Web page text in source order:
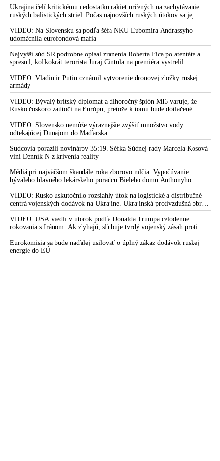
Ukrajina čelí kritickému nedostatku rakiet určených na zachytávanie
ruských balistických striel. Počas najnovších ruských útokov sa jej
nepodarilo zostreliť ani jednu. Volodymyr Zelenskyj sa v zúfalstve snaží
prostredníctvom NATO zabezpečiť ich dodávky
VIDEO: Na Slovensku sa podľa šéfa NKÚ Ľubomíra Andrassyho
udomácnila eurofondová mafia
Najvyšší súd SR podrobne opísal zranenia Roberta Fica po atentáte a
spresnil, koľkokrát terorista Juraj Cintula na premiéra vystrelil
VIDEO: Vladimir Putin oznámil vytvorenie dronovej zložky ruskej
armády
VIDEO: Bývalý britský diplomat a dlhoročný špión MI6 varuje, že
Rusko čoskoro zaútočí na Európu, pretože k tomu bude dotlačené
rovnako, ako bolo dotlačené k invázii na Ukrajinu v roku 2022.
Zelenskyj medzitým v Kyjeve naliehal na zhromaždených diplomatov,
aby vo svete zháňali energie pre Ukrajinu na zimu. Putin vraj bude
mobilizovať a vojna sa do zimy pravdepodobne neskončí
VIDEO: Slovensko nemôže výraznejšie zvýšiť množstvo vody
odtekajúcej Dunajom do Maďarska
Sudcovia porazili novinárov 35:19. Šéfka Súdnej rady Marcela Kosová
viní Denník N z krivenia reality
Médiá pri najväčšom škandále roka zborovo mlčia. Vypočúvanie
bývaleho hlavného lekárskeho poradcu Bieleho domu Anthonyho
Fauciho pred výborom amerického Senátu väčšina médií ignorovala
VIDEO: Rusko uskutočnilo rozsiahly útok na logistické a distribučné
centrá vojenských dodávok na Ukrajine. Ukrajinská protivzdušná obrana
nedokázala počas ničivého nočného útoku na Kyjev a jeho okolie
zachytiť ani jednu ruskú raketu
VIDEO: USA viedli v utorok podľa Donalda Trumpa celodenné
rokovania s Iránom. Ak zlyhajú, sľubuje tvrdý vojenský zásah proti
Teheránu
Eurokomisia sa bude naďalej usilovať o úplný zákaz dodávok ruskej
energie do EÚ